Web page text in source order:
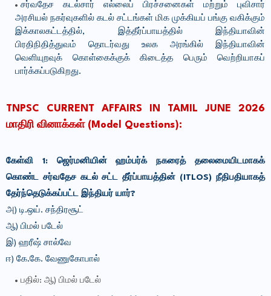
சர்வதேச கடல்சார் எல்லைப் பிரச்சனைகள் மற்றும் புவிசார்
அரசியல் நகர்வுகளில் கடல் சட்டங்கள் மிக முக்கியப் பங்கு வகிக்கும்
இக்காலகட்டத்தில், இத்தீர்ப்பாயத்தில் இந்தியாவின்
பிரதிநிதித்துவம் தொடர்வது உலக அரங்கில் இந்தியாவின்
வெளியுறவுக் கொள்கைக்குக் கிடைத்த பெரும் வெற்றியாகப்
பார்க்கப்படுகிறது.
TNPSC CURRENT AFFAIRS IN TAMIL JUNE 2026
மாதிரி வினாக்கள் (Model Questions):
கேள்வி 1: ஜெர்மனியின் ஹம்பர்க் நகரைத் தலைமையிடமாகக்
கொண்ட சர்வதேச கடல் சட்ட தீர்ப்பாயத்தின் (ITLOS) நீதிபதியாகத்
தேர்ந்தெடுக்கப்பட்ட இந்தியர் யார்?
அ) டி.ஒய். சந்திரசூட்
ஆ) பிமல் படேல்
இ) ஹரீஷ் சால்வே
ஈ) கே.கே. வேணுகோபால்
பதில்: ஆ) பிமல் படேல்